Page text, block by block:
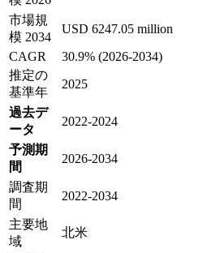
市場規
模 2034
USD 6247.05 million
CAGR
30.9% (2026-2034)
推定の
基準年
2025
過去デ
ータ
2022-2024
予測期
間
2026-2034
調査期
間
2022-2034
主要地
域
北米